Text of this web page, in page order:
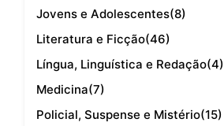
Jovens e Adolescentes(8)
Literatura e Ficção(46)
Língua, Linguística e Redação(4)
Medicina(7)
Policial, Suspense e Mistério(15)